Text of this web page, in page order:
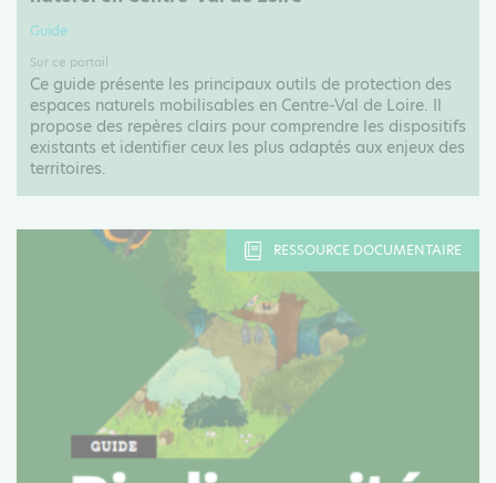
Guide
Sur ce portail
Ce guide présente les principaux outils de protection des
espaces naturels mobilisables en Centre-Val de Loire. Il
propose des repères clairs pour comprendre les dispositifs
existants et identifier ceux les plus adaptés aux enjeux des
territoires.
RESSOURCE DOCUMENTAIRE